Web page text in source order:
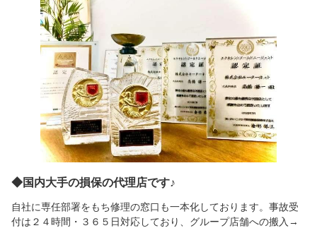
◆国内大手の損保の代理店です♪
自社に専任部署をもち修理の窓口も一本化しております。事故受
付は２４時間・３６５日対応しており、グループ店舗への搬入→